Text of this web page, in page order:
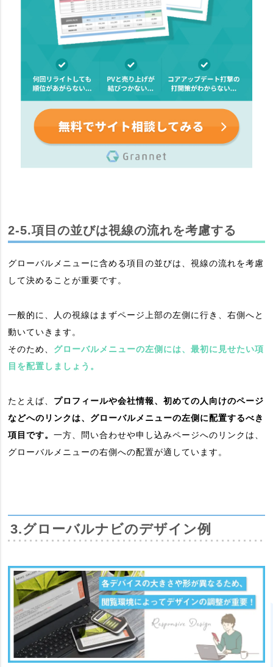
2-5.項目の並びは視線の流れを考慮する
グローバルメニューに含める項目の並びは、視線の流れを考慮
して決めることが重要です。
一般的に、人の視線はまずページ上部の左側に行き、右側へと
動いていきます。
そのため、 グローバルメニューの左側には、最初に見せたい項
目を配置しましょう。
たとえば、 プロフィールや会社情報、初めての人向けのページ
などへのリンクは、グローバルメニューの左側に配置するべき
項目です。一方、問い合わせや申し込みページへのリンクは、
グローバルメニューの右側への配置が適しています。
3.グローバルナビのデザイン例